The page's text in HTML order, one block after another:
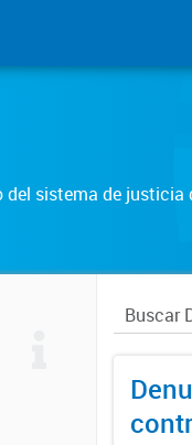
sistema de justicia